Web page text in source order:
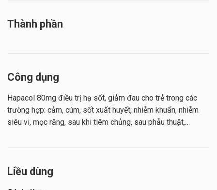
Thành phần
Công dụng
Hapacol 80mg điều trị hạ sốt, giảm đau cho trẻ trong các
trường hợp: cảm, cúm, sốt xuất huyết, nhiễm khuẩn, nhiễm
siêu vi, mọc răng, sau khi tiêm chủng, sau phẫu thuật,…
Liều dùng